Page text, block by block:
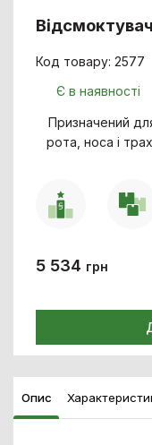
Код товару: 2577
Є в наявності
Призначений
рота, носа і
5 534 грн
Опис